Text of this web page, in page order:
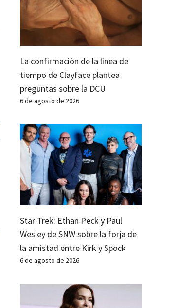
La confirmación de la línea de
tiempo de Clayface plantea
preguntas sobre la DCU
6 de agosto de 2026
Star Trek: Ethan Peck y Paul
Wesley de SNW sobre la forja de
la amistad entre Kirk y Spock
6 de agosto de 2026